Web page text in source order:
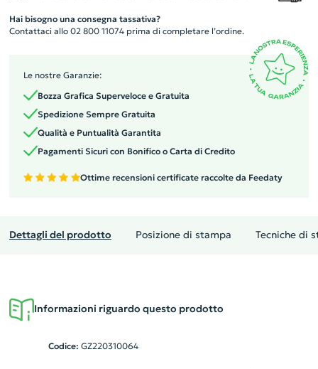
Hai bisogno una consegna tassativa?
Contattaci allo 02 800 11074 prima di completare l’ordine.
Le nostre Garanzie:
Bozza Grafica Superveloce e Gratuita
Spedizione Sempre Gratuita
Qualità e Puntualità Garantita
Pagamenti Sicuri con Bonifico o Carta di Credito
Ottime recensioni certificate raccolte da Feedaty
Dettagli del prodotto Posizione di stampa Tecniche di
Informazioni riguardo questo prodotto
Codice: GZ220310064